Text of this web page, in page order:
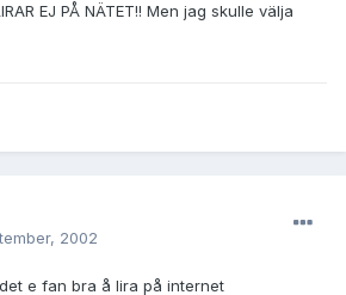
EJ PÅ NÄTET!! Men jag skulle välja
2002
e fan bra å lira på internet